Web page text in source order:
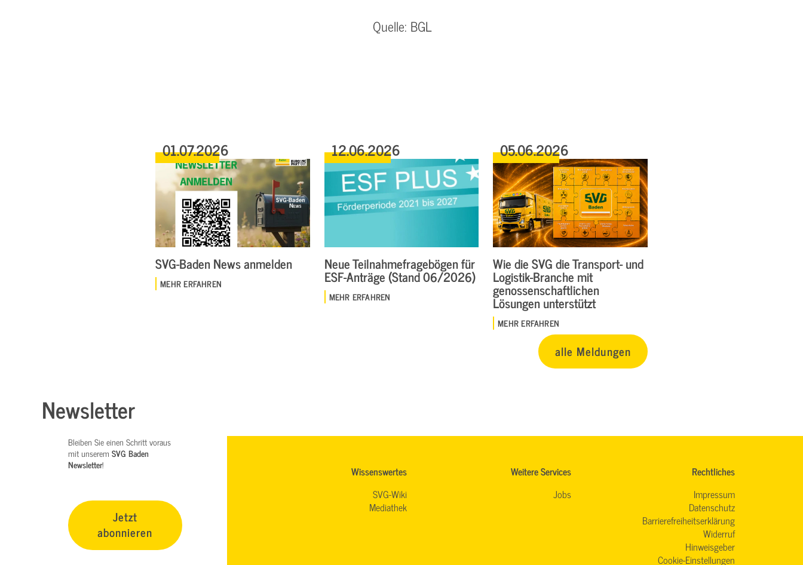
Quelle: BGL
01.07.2026
SVG-Baden News anmelden
MEHR ERFAHREN
12.06.2026
Neue Teilnahmefragebögen für
ESF-Anträge (Stand 06/2026)
MEHR ERFAHREN
05.06.2026
Wie die SVG die Transport- und
Logistik-Branche mit
genossenschaftlichen
Lösungen unterstützt
MEHR ERFAHREN
alle Meldungen
Newsletter
Bleiben Sie einen Schritt voraus
mit unserem SVG Baden
Newsletter!
Jetzt
abonnieren
Wissenswertes
SVG-Wiki
Mediathek
Weitere Services
Jobs
Rechtliches
Impressum
Datenschutz
Barrierefreiheitserklärung
Widerruf
Hinweisgeber
Cookie-Einstellungen